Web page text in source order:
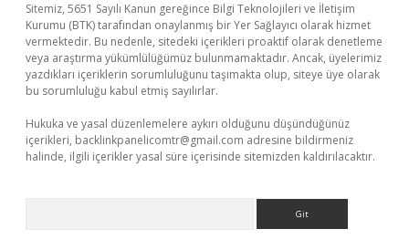
Sitemiz, 5651 Sayılı Kanun gereğince Bilgi Teknolojileri ve İletişim
Kurumu (BTK) tarafından onaylanmış bir Yer Sağlayıcı olarak hizmet
vermektedir. Bu nedenle, sitedeki içerikleri proaktif olarak denetleme
veya araştırma yükümlülüğümüz bulunmamaktadır. Ancak, üyelerimiz
yazdıkları içeriklerin sorumluluğunu taşımakta olup, siteye üye olarak
bu sorumluluğu kabul etmiş sayılırlar.
Hukuka ve yasal düzenlemelere aykırı olduğunu düşündüğünüz
içerikleri, backlinkpanelicomtr@gmail.com adresine bildirmeniz
halinde, ilgili içerikler yasal süre içerisinde sitemizden kaldırılacaktır.